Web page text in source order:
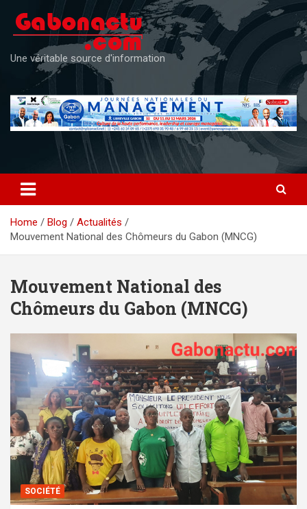
content
Une véritable source d'information
Home Blog
Actualités
Mouvement National des Chômeurs du Gabon (MNCG)
Mouvement National des
Chômeurs du Gabon (MNCG)
SOCIÉTÉ